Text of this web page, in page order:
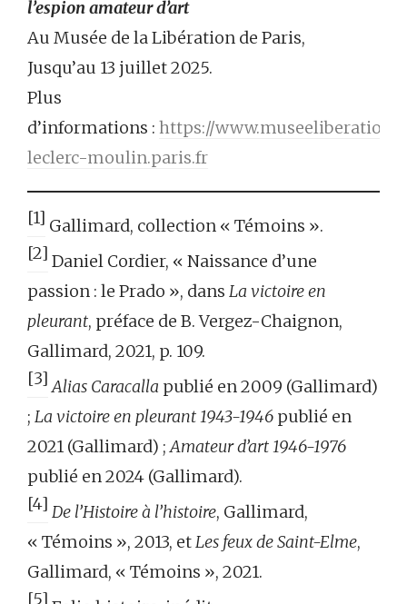
l’espion amateur d’art
Au Musée de la Libération de Paris,
Jusqu’au 13 juillet 2025.
Plus
d’informations : https://www.museeliberation-
leclerc-moulin.paris.fr
[1] Gallimard, collection « Témoins ».
[2] Daniel Cordier, « Naissance d’une
passion : le Prado », dans La victoire en
pleurant, préface de B. Vergez-Chaignon,
Gallimard, 2021, p. 109.
[3] Alias Caracalla publié en 2009 (Gallimard)
; La victoire en pleurant 1943-1946 publié en
2021 (Gallimard) ;Amateur d’art 1946-1976
publié en 2024 (Gallimard).
[4] De l’Histoire à l’histoire, Gallimard,
« Témoins », 2013, etLes feux de Saint-Elme,
Gallimard, « Témoins », 2021.
[5]